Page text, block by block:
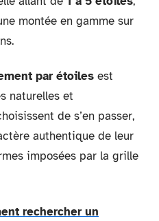
montée en gamme sur
par étoiles est
naturelles et
de s’en passer,
authentique de leur
imposées par la grille
rechercher un